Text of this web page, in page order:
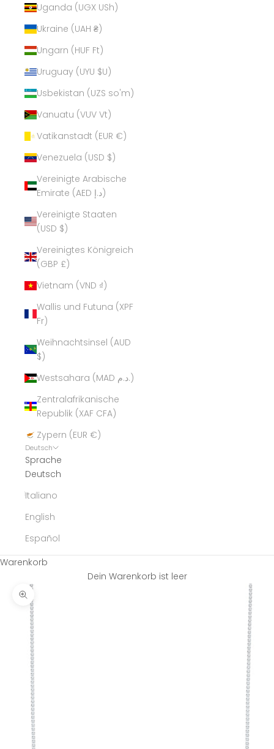
Uganda (UGX USh)
Ukraine (UAH ₴)
Ungarn (HUF Ft)
Uruguay (UYU $U)
Usbekistan (UZS so'm)
Vanuatu (VUV Vt)
Vatikanstadt (EUR €)
Venezuela (USD $)
Vereinigte Arabische
Emirate (AED د.إ)
Vereinigte Staaten
(USD $)
Vereinigtes Königreich
(GBP £)
Vietnam (VND ₫)
Wallis und Futuna (XPF
Fr)
Weihnachtsinsel (AUD
$)
Westsahara (MAD د.م.)
Zentralafrikanische
Republik (XAF CFA)
Zypern (EUR €)
Deutsch
Sprache
Deutsch
Italiano
English
Español
Warenkorb
Dein Warenkorb ist leer
Bild vergrößern